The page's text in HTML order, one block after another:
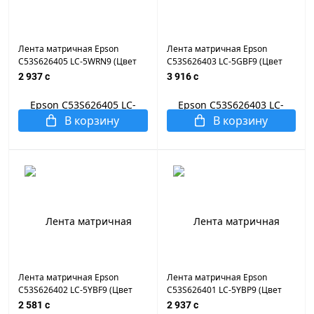
Лента матричная Epson
C53S626405 LC-5WRN9 (Цвет
ленты - белый, цвет текста -
9м, стандартная)
2 937 c
В корзину
Лента матричная Epson
C53S626403 LC-5GBF9 (Цвет
ленты - зеленый, цвет текста -
9м, флуоресцентная)
3 916 c
В корзину
Лента матричная Epson
C53S626402 LC-5YBF9 (Цвет
ленты - желтый, цвет текста -
2 581 c
Лента матричная Epson
C53S626401 LC-5YBP9 (Цвет
ленты - желтый, цвет текста -
2 937 c